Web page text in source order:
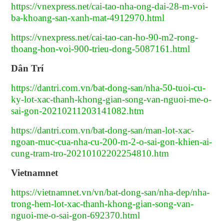
https://vnexpress.net/cai-tao-nha-ong-dai-28-m-voi-
ba-khoang-san-xanh-mat-4912970.html
https://vnexpress.net/cai-tao-can-ho-90-m2-rong-
thoang-hon-voi-900-trieu-dong-5087161.html
Dân Trí
https://dantri.com.vn/bat-dong-san/nha-50-tuoi-cu-
ky-lot-xac-thanh-khong-gian-song-van-nguoi-me-o-
sai-gon-20210211203141082.htm
https://dantri.com.vn/bat-dong-san/man-lot-xac-
ngoan-muc-cua-nha-cu-200-m-2-o-sai-gon-khien-ai-
cung-tram-tro-20210102202254810.htm
Vietnamnet
https://vietnamnet.vn/vn/bat-dong-san/nha-dep/nha-
trong-hem-lot-xac-thanh-khong-gian-song-van-
nguoi-me-o-sai-gon-692370.html